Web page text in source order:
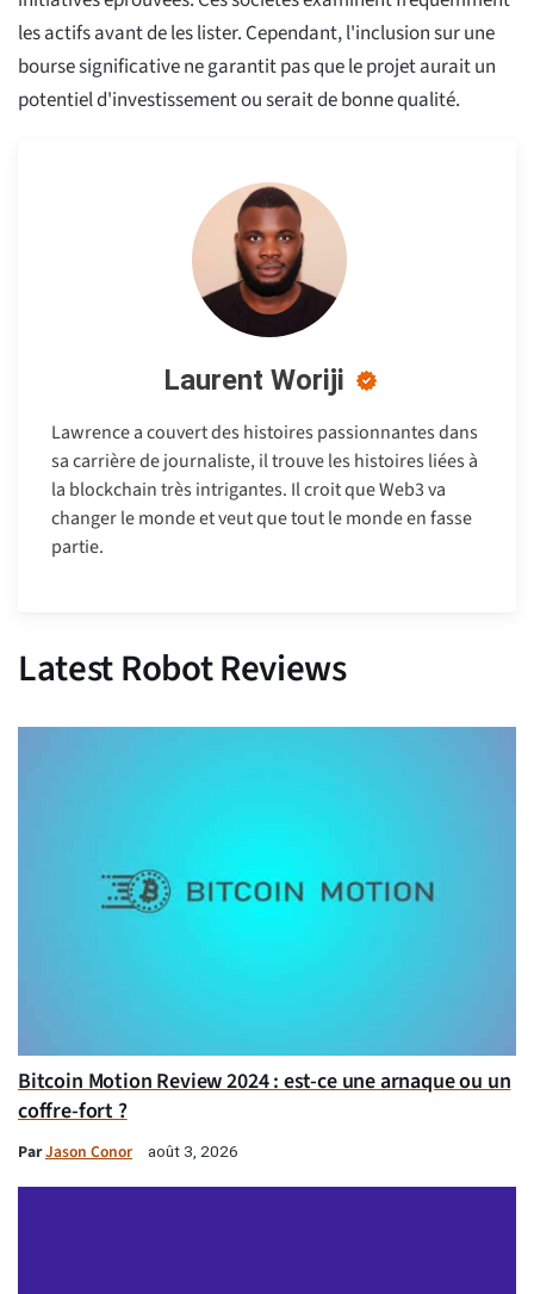
les actifs avant de les lister. Cependant, l'inclusion sur une
bourse significative ne garantit pas que le projet aurait un
potentiel d'investissement ou serait de bonne qualité.
Laurent Woriji
Lawrence a couvert des histoires passionnantes dans
sa carrière de journaliste, il trouve les histoires liées à
la blockchain très intrigantes. Il croit que Web3 va
changer le monde et veut que tout le monde en fasse
partie.
Latest Robot Reviews
Bitcoin Motion Review 2024 : est-ce une arnaque ou un
coffre-fort ?
ParJason Conor août 3, 2026